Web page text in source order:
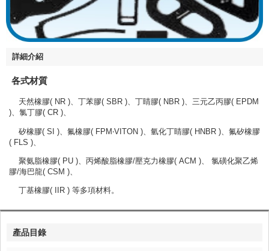
詳細介紹
各式材質
天然橡膠( NR )、丁苯膠( SBR )、丁睛膠( NBR )、三元乙丙膠( EPDM
)、氯丁膠( CR )、
矽橡膠( SI )、氟橡膠( FPM‧VITON )、氫化丁睛膠( HNBR )、氟矽橡膠
( FLS )、
聚氨脂橡膠( PU )、丙烯酸脂橡膠/壓克力橡膠( ACM )、 氯磺化聚乙烯
膠/海巴龍( CSM )、
丁基橡膠( IIR ) 等多項材料。
產品目錄